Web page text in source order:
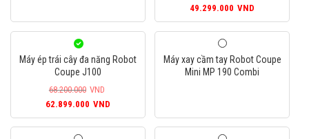
Giá
gốc
là:
58.500.000VND.
49.299.000 VND
hiện
tại
Máy ép trái cây đa năng Robot
Coupe J100
68.200.000 VND
Giá
gốc
62.899.000 VND
hiện
Máy xay cầm tay Robot Coupe
Mini MP 190 Combi